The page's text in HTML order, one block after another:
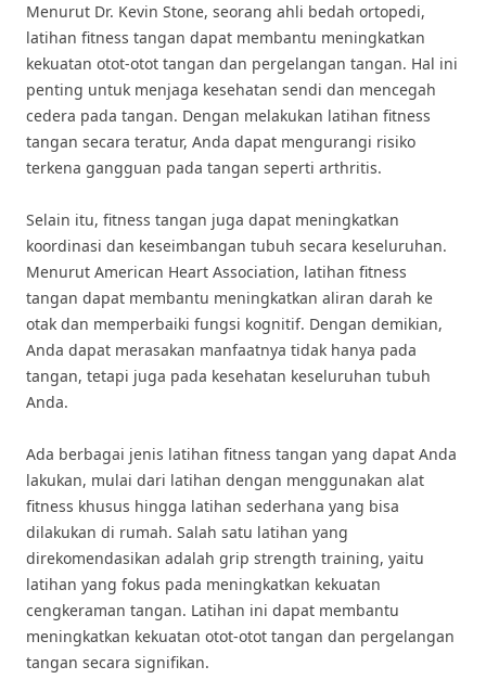
Menurut Dr. Kevin Stone, seorang ahli bedah ortopedi,
latihan fitness tangan dapat membantu meningkatkan
kekuatan otot-otot tangan dan pergelangan tangan. Hal ini
penting untuk menjaga kesehatan sendi dan mencegah
cedera pada tangan. Dengan melakukan latihan fitness
tangan secara teratur, Anda dapat mengurangi risiko
terkena gangguan pada tangan seperti arthritis.
Selain itu, fitness tangan juga dapat meningkatkan
koordinasi dan keseimbangan tubuh secara keseluruhan.
Menurut American Heart Association, latihan fitness
tangan dapat membantu meningkatkan aliran darah ke
otak dan memperbaiki fungsi kognitif. Dengan demikian,
Anda dapat merasakan manfaatnya tidak hanya pada
tangan, tetapi juga pada kesehatan keseluruhan tubuh
Anda.
Ada berbagai jenis latihan fitness tangan yang dapat Anda
lakukan, mulai dari latihan dengan menggunakan alat
fitness khusus hingga latihan sederhana yang bisa
dilakukan di rumah. Salah satu latihan yang
direkomendasikan adalah grip strength training, yaitu
latihan yang fokus pada meningkatkan kekuatan
cengkeraman tangan. Latihan ini dapat membantu
meningkatkan kekuatan otot-otot tangan dan pergelangan
tangan secara signifikan.